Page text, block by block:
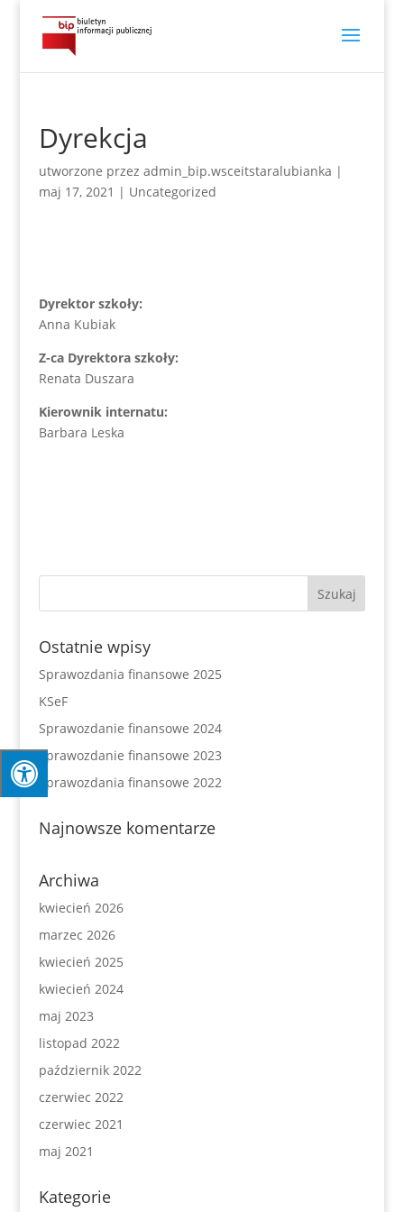
Dyrekcja
utworzone przez admin_bip.wsceitstaralubianka |
maj 17, 2021 | Uncategorized
Dyrektor szkoły:
Anna Kubiak
Z-ca Dyrektora szkoły:
Renata Duszara
Kierownik internatu:
Barbara Leska
Ostatnie wpisy
Sprawozdania finansowe 2025
KSeF
Sprawozdanie finansowe 2024
Sprawozdanie finansowe 2023
Sprawozdania finansowe 2022
Najnowsze komentarze
Archiwa
kwiecień 2026
marzec 2026
kwiecień 2025
kwiecień 2024
maj 2023
listopad 2022
październik 2022
czerwiec 2022
czerwiec 2021
maj 2021
Kategorie